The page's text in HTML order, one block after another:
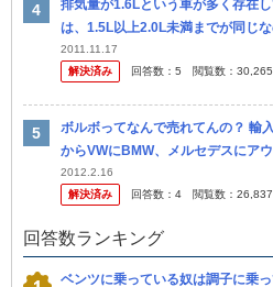
排気量が1.6Lという車が多く存在
は、1.5L以上2.0L未満までが同じ
在しているのでしょうか？ またボ
2011.11.17
解決済み
回答数： 5 閲覧数： 30,265
ボルボってなんで売れてんの？ 輸
からVWにBMW、メルセデスにア
るけれども、次点でボルボって・
りよ...
2012.2.16
解決済み
回答数： 4 閲覧数： 26,837
回答数ランキング
ベンツに乗っている奴は調子に乗